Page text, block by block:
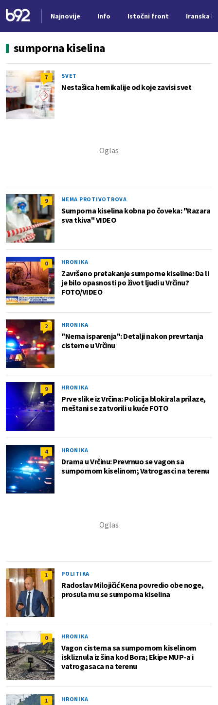
Najnovije Info Istočni front Iranska
sumporna kiselina
7 SVET
Nestašica hemikalije od koje zavisi svet
9 NEMA PROTIVOTROVA
Sumporna kiselina kobna po čoveka: "Razara
sva tkiva" VIDEO
0 HRONIKA
Završeno pretakanje sumporne kiseline: Da li
je bilo opasnosti po život ljudi u Vrčinu?
FOTO/VIDEO
2 HRONIKA
"Nema isparenja": Detalji nakon prevrtanja
cisterne u Vrčinu
9 HRONIKA
Prve slike iz Vrčina: Policija blokirala prilaze,
meštani se zatvorili u kuće FOTO
4 HRONIKA
Drama u Vrčinu: Prevrnuo se vagon sa
sumpornom kiselinom; Vatrogasci na terenu
1 POLITIKA
Radoslav Milojičić Kena povredio obe noge,
prosula mu se sumporna kiselina
0 HRONIKA
Vagon cisterna sa sumpornom kiselinom
iskliznula iz šina kod Bora; Ekipe MUP-a i
vatrogasaca na terenu
1 HRONIKA